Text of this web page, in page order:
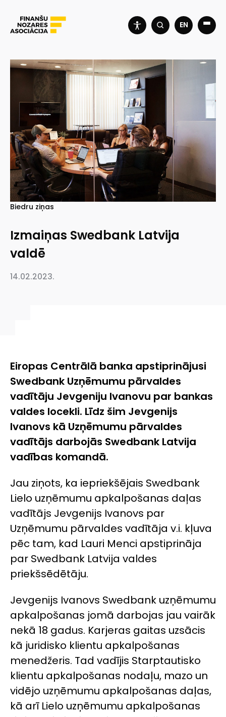
EN
Biedru ziņas
Izmaiņas Swedbank Latvija
valdē
14.02.2023.
Eiropas Centrālā banka apstiprinājusi
Swedbank Uzņēmumu pārvaldes
vadītāju Jevgeniju Ivanovu par bankas
valdes locekli. Līdz šim Jevgenijs
Ivanovs kā Uzņēmumu pārvaldes
vadītājs darbojās Swedbank Latvija
vadības komandā.
Jau ziņots, ka iepriekšējais Swedbank
Lielo uzņēmumu apkalpošanas daļas
vadītājs Jevgenijs Ivanovs par
Uzņēmumu pārvaldes vadītāja v.i. kļuva
pēc tam, kad Lauri Menci apstiprināja
par Swedbank Latvija valdes
priekšsēdētāju.
Jevgenijs Ivanovs Swedbank uzņēmumu
apkalpošanas jomā darbojas jau vairāk
nekā 18 gadus. Karjeras gaitas uzsācis
kā juridisko klientu apkalpošanas
menedžeris. Tad vadījis Starptautisko
klientu apkalpošanas nodaļu, mazo un
vidējo uzņēmumu apkalpošanas daļas,
kā arī Lielo uzņēmumu apkalpošanas